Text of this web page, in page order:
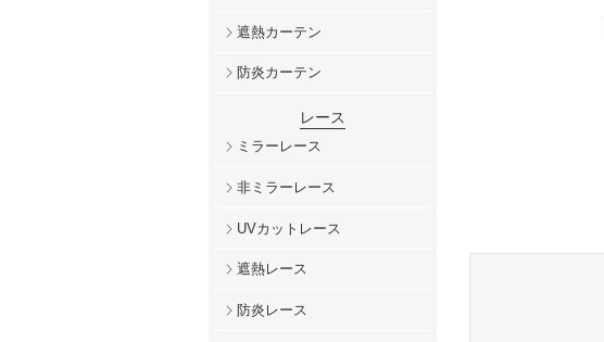
遮熱カーテン
防炎カーテン
レース
ミラーレース
非ミラーレース
UVカットレース
遮熱レース
防炎レース